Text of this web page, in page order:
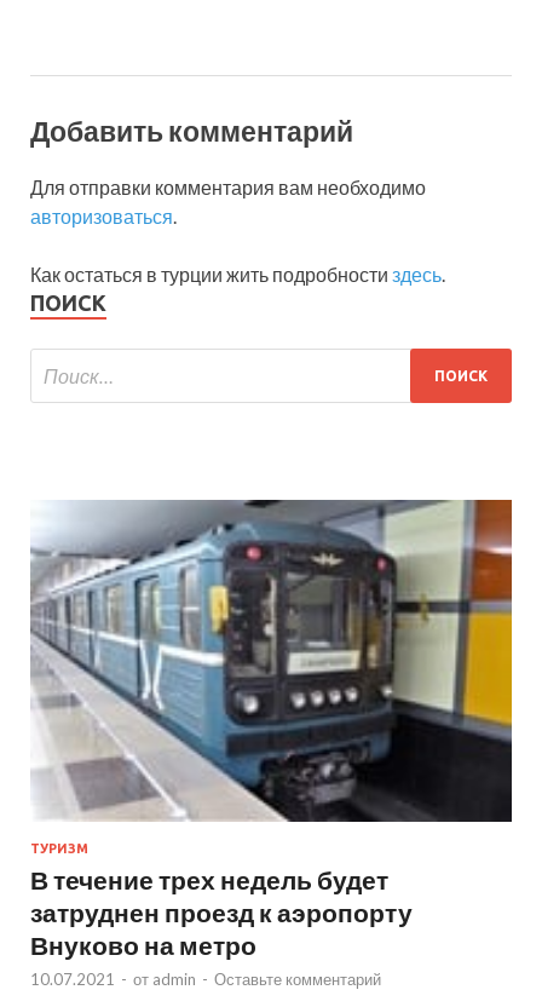
Добавить комментарий
Для отправки комментария вам необходимо
авторизоваться.
Как остаться в турции жить подробности здесь.
ПОИСК
ТУРИЗМ
В течение трех недель будет
затруднен проезд к аэропорту
Внуково на метро
10.07.2021 - от admin - Оставьте комментарий